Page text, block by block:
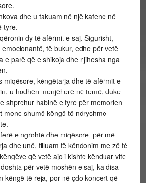
dhe u takuam në një kafene në
tyre.
dy të afërmit e saj. Sigurisht,
të bukur, edhe për vetë
e parë që e shikoja dhe njihesha nga
miqësore, këngëtarja dhe të afërmit e
u hodhën menjëherë në temë, duke
shprehur habinë e tyre për memorien
mend shumë këngë të ndryshme
e ngrohtë dhe miqësore, për më
dhe unë, filluam të këndonim me zë të
që vetë ajo i kishte kënduar vite
për vetë moshën e saj, ka disa
këngë të reja, por në çdo koncert që